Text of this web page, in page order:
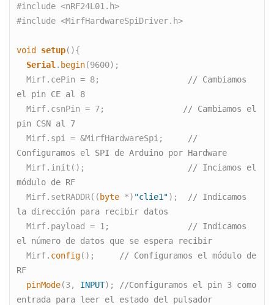
#include <nRF24L01.h>
#include <MirfHardwareSpiDriver.h>
void setup(){
Serial . begin(9600);
Mirf.cePin = 8;
// Cambiamos
el pin CE al 8
Mirf.csnPin = 7;
// Cambiamos el
pin CSN al 7
Mirf.spi = &MirfHardwareSpi;
//
Configuramos el SPI de Arduino por Hardware
Mirf.init();
// Inciamos el
módulo de RF
Mirf.setRADDR(( byte *) "clie1");
// Indicamos
la dirección para recibir datos
Mirf.payload = 1;
// Indicamos
el número de datos que se espera recibir
Mirf. config();
// Configuramos el módulo de
RF
pinMode(3, INPUT);
//Configuramos el pin 3 como
entrada para leer el estado del pulsador